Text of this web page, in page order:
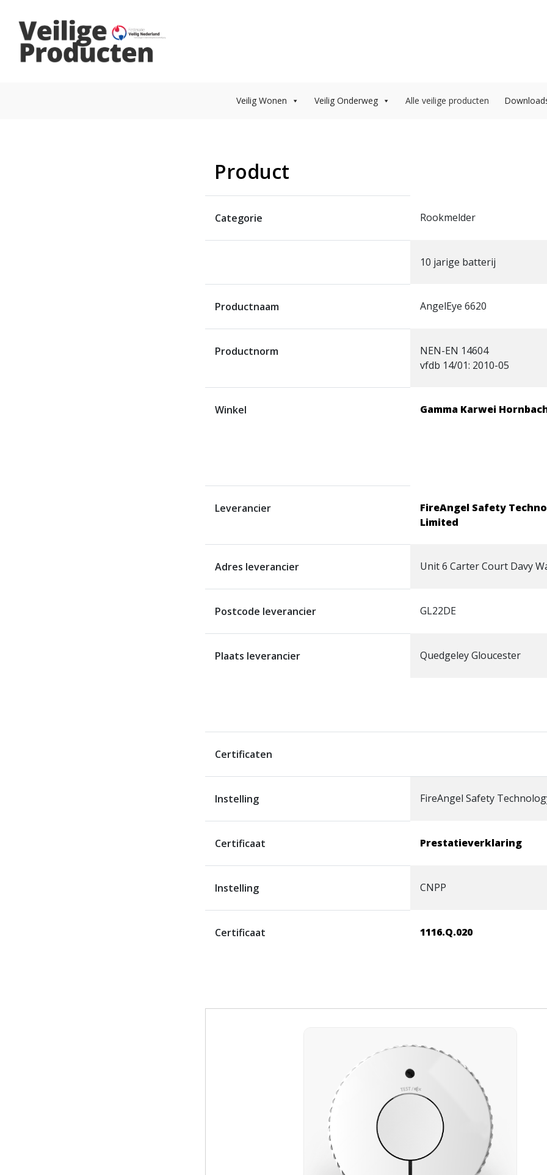
Veilig Wonen Veilig Onderweg Alle veilige producten
Product
Categorie Rookmelder
10 jarige batterij
Productnaam AngelEye 6620
Productnorm
NEN-EN 14604
vfdb 14/01: 2010-05
Winkel Gamma Karwei
Leverancier
FireAngel Safety
Limited
Adres leverancier Unit 6 Carter Court Davy
Postcode leverancier GL22DE
Plaats leverancier Quedgeley Gloucester
Certificaten
Instelling FireAngel Safety
Certificaat Prestatieverklaring
Instelling CNPP
Certificaat 1116.Q.020